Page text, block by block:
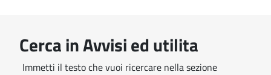
Cerca in Avvisi ed utilita
Immetti il testo che vuoi ricercare nella sezione